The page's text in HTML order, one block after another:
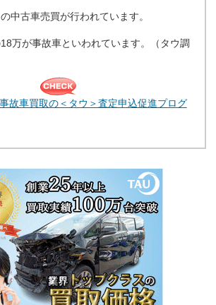
中古車売買が行われています。
万が事故車といわれています。（タウ調
事故車買取の＜タウ＞査定申込促進プログ